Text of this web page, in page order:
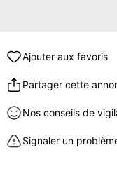
Ajouter aux favoris
Partager cette
Nos conseils de
Signaler un